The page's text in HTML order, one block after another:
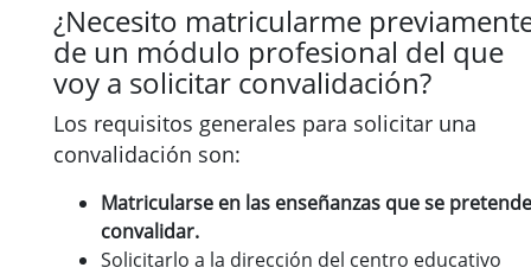
¿Necesito matricularme
de un módulo profesional del que
voy a solicitar convalidación?
Los requisitos generales para solicitar una
convalidación son:
Matricularse en las enseñanzas que se
convalidar.
Solicitarlo a la dirección del centro educativo